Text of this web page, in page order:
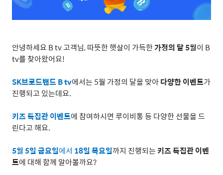
안녕하세요 B tv고객님,따뜻한 햇살이 가득한가정의 달5월이 B
tv를 찾아왔어요!
SK브로드밴드B tv에서는 5월 가정의 달을 맞아다양한 이벤트가
진행되고 있는데요.
키즈 특집관 이벤트에 참여하시면 루이비통 등 다양한 선물을 드
린다고 해요.
5월5일 금요일에서 18일 목요일까지 진행되는 키즈 특집관 이벤
트에 대해 함께 알아볼까요?